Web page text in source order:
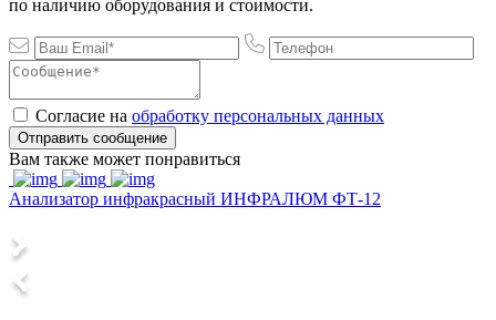
по наличию оборудования и стоимости.
Согласие на обработку персональных данных
Отправить сообщение
Вам также может понравиться
Анализатор инфракрасный ИНФРАЛЮМ ФТ-12